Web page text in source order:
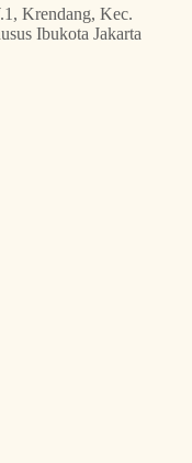
Krendang, Kec.
Ibukota Jakarta